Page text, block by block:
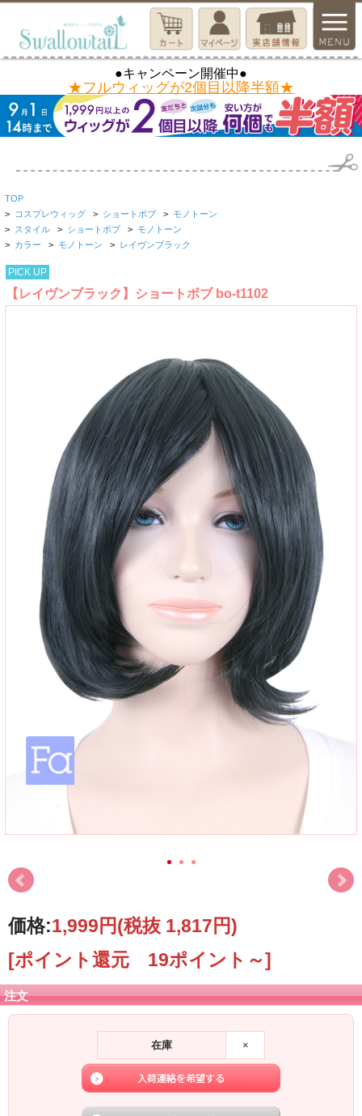
●キャンペーン開催中●
★フルウィッグが2個目以降半額★
TOP
> コスプレウィッグ > ショートボブ > モノトーン
> スタイル > ショートボブ > モノトーン
> カラー > モノトーン > レイヴンブラック
PICK UP
【レイヴンブラック】ショートボブ bo-t1102
価格:1,999円(税抜 1,817円)
[ポイント還元 19ポイント～]
注文
在庫 ×